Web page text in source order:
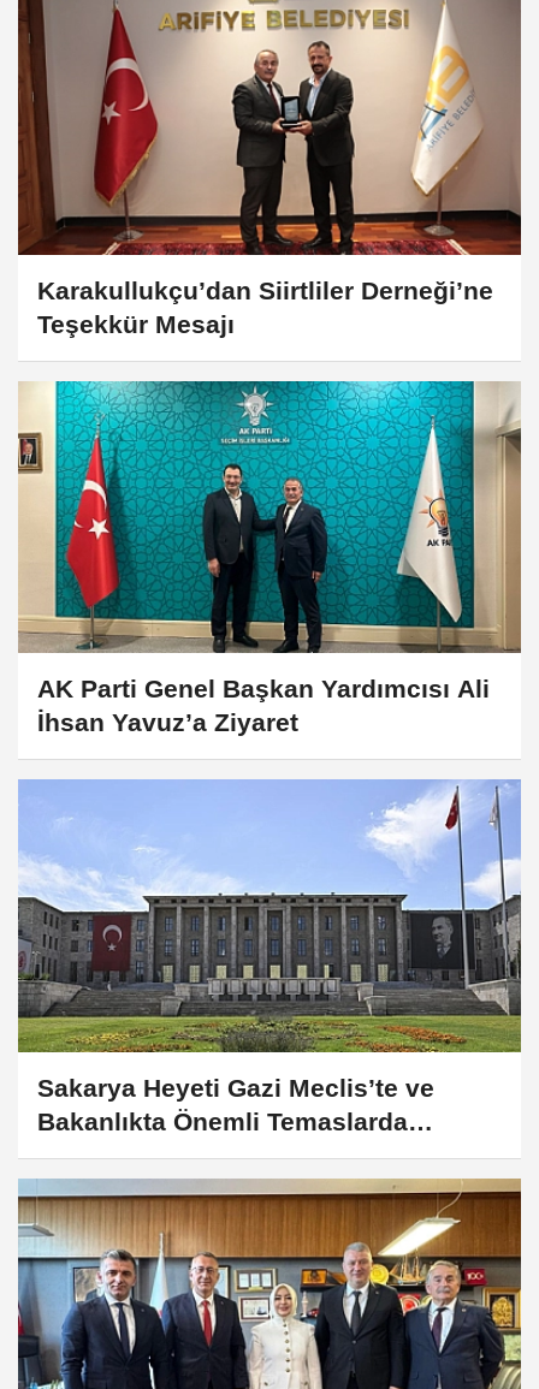
Karakullukçu’dan Siirtliler Derneği’ne
Teşekkür Mesajı
AK Parti Genel Başkan Yardımcısı Ali
İhsan Yavuz’a Ziyaret
Sakarya Heyeti Gazi Meclis’te ve
Bakanlıkta Önemli Temaslarda
Bulundu!